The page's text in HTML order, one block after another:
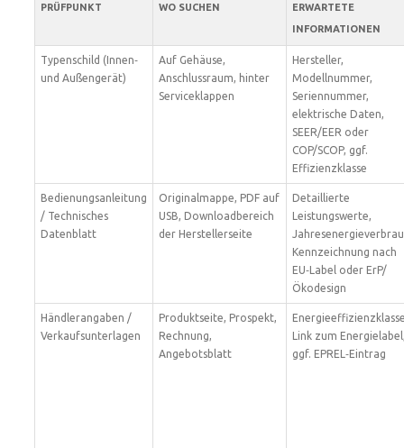
PRÜFPUNKT WO SUCHEN
ERWARTETE
INFORMATIONEN
Typenschild (Innen‑
und Außengerät)
Auf Gehäuse,
Anschlussraum, hinter
Serviceklappen
Hersteller,
Modellnummer,
Seriennummer,
elektrische Daten,
SEER/EER oder
COP/SCOP, ggf.
Effizienzklasse
Bedienungsanleitung
/ Technisches
Datenblatt
Originalmappe, PDF auf
USB, Downloadbereich
der Herstellerseite
Detaillierte
Leistungswerte,
Kennzeichnung nach
EU‑Label oder ErP/
Ökodesign
Händlerangaben /
Verkaufsunterlagen
Produktseite, Prospekt,
Rechnung,
Angebotsblatt
Link zum
ggf. EPREL‑Eintrag